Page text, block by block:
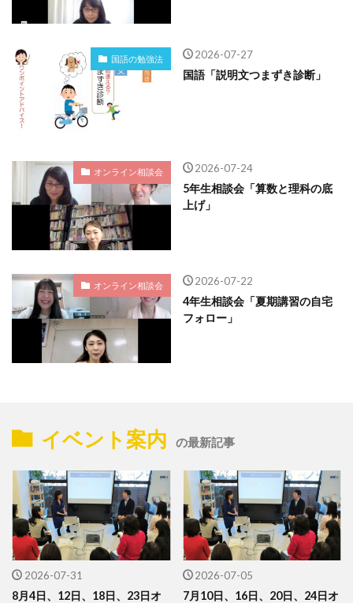
国語の勉強法 2026-07-27
国語「説明文つまずき診断」
オンライン相談会 2026-07-24
5年生相談会「算数と理科の底
上げ」
オンライン相談会 2026-07-22
4年生相談会「夏期講習の自宅
フォロー」
イベント案内 の最新記事
2026-07-31
8月4日、12日、18日、23日オ
2026-07-05
7月10日、16日、20日、24日オ